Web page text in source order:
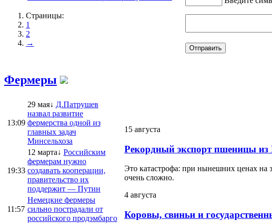
Страницы:
1
2
→
Фермеры
13:09
29 мая↓ Д.Патрушев
назвал развитие
фермерства одной из
главных задач
Минсельхоза
19:33
12 марта↓ Российским
фермерам нужно
создавать кооперации,
правительство их
поддержит — Путин
11:57
Немецкие фермеры
сильно пострадали от
российского продэмбарго
15 августа
Рекордный экспорт пшеницы из
Это катастрофа: при нынешних ценах на
очень сложно.
4 августа
Коровы, свиньи и